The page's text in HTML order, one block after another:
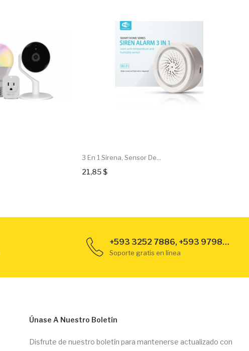
3 En 1 Sirena, Sensor De...
21,85 $
+593 3252 7886, +593 979889789
Soporte gratis en línea
Únase A Nuestro Boletín
Disfrute de nuestro boletín para mantenerse actualizado con